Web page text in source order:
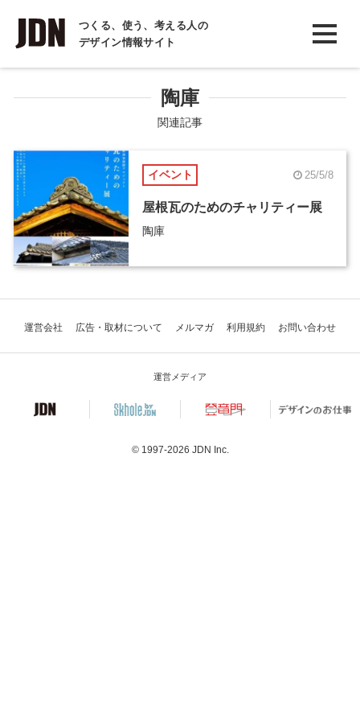
つくる、使う、考える人の
デザイン情報サイト
INTERVIEW
インタビュー
COLUMN
コラム
陶庫
関連記事
イベント 25/5/8
屋根瓦のためのチャリティー展
陶庫
運営会社 広告・取材について メルマガ 利用規約 お問い合わせ
運営メディア
© 1997-2026 JDN Inc.